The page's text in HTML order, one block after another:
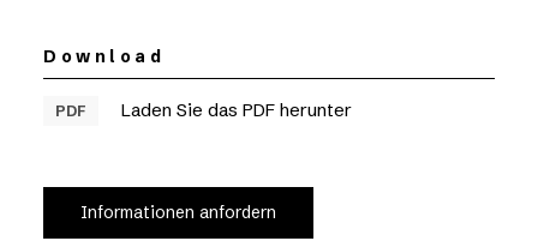
Download
PDF Laden Sie das PDF herunter
Informationen anfordern